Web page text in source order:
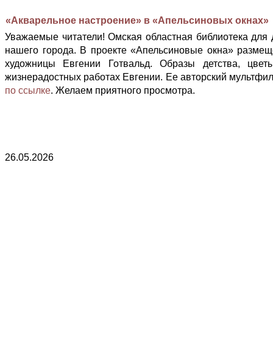
«Акварельное настроение» в «Апельсиновых окнах»
Уважаемые читатели! Омская областная библиотека
нашего города. В проекте «Апельсиновые окна»
художницы Евгении Готвальд. Образы детства,
жизнерадостных работах Евгении. Ее авторский
по ссылке. Желаем приятного просмотра.
26.05.2026